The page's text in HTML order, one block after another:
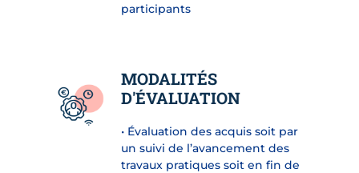
participants
MODALITÉS
D'ÉVALUATION
• Évaluation des acquis soit par
un suivi de l’avancement des
travaux pratiques soit en fin de